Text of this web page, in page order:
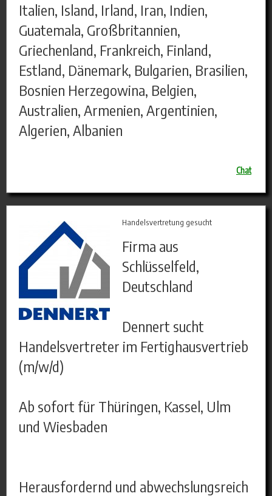
Italien, Island, Irland, Iran, Indien,
Guatemala, Großbritannien,
Griechenland, Frankreich, Finland,
Estland, Dänemark, Bulgarien, Brasilien,
Bosnien Herzegowina, Belgien,
Australien, Armenien, Argentinien,
Algerien, Albanien
Chat
Handelsvertretung gesucht
Firma aus
Schlüsselfeld,
Deutschland
Dennert sucht
Handelsvertreter im Fertighausvertrieb
(m/w/d)
Ab sofort für Thüringen, Kassel, Ulm
und Wiesbaden
Herausfordernd und abwechslungsreich